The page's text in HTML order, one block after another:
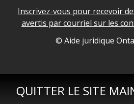
QUITTER LE SITE
Inscrivez-vous pour recevoir
avertis par courriel sur les
Legal Aid Ontario copyright
© Aide juridique